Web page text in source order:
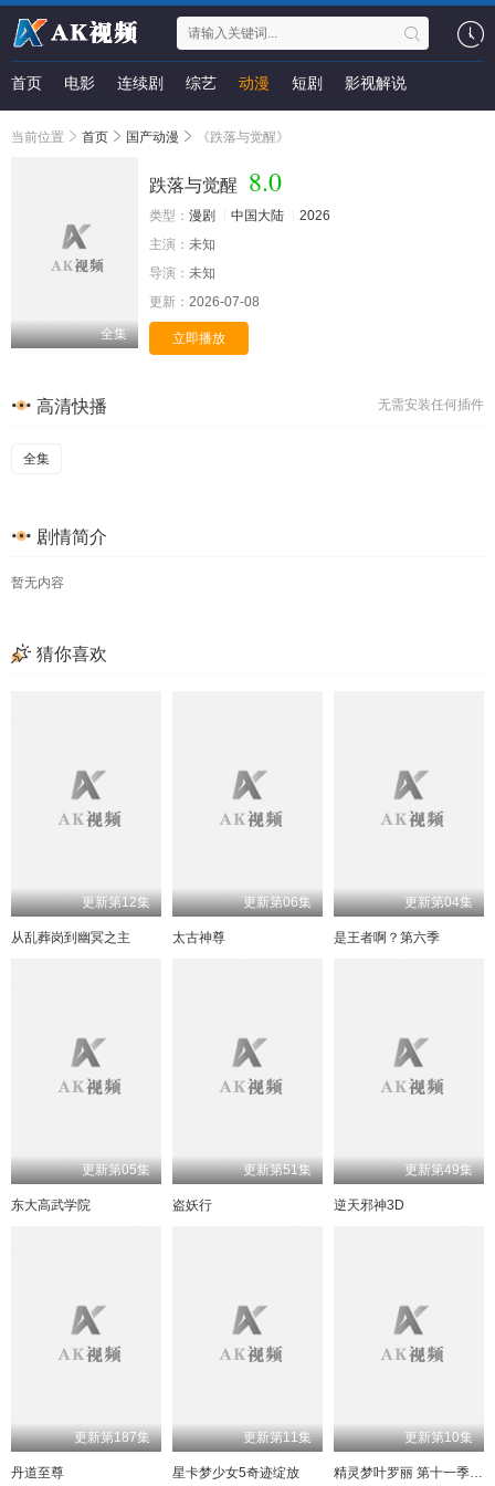
首页 电影 连续剧 综艺 动漫 短剧 影视解说
当前位置 首页 国产动漫 《跌落与觉醒》
全集
跌落与觉醒 8.0
类型： 漫剧 中国大陆
2026
主演： 未知
导演： 未知
更新： 2026-07-08
立即播放
无需安装任何插件
高清快播
全集
剧情简介
暂无内容
猜你喜欢
更新第12集
从乱葬岗到幽冥之主
更新第06集
太古神尊
更新第04集
是王者啊？第六季
更新第05集
东大高武学院
更新第51集
盗妖行
更新第49集
逆天邪神3D
更新第187集
丹道至尊
更新第11集
星卡梦少女5奇迹绽放
更新第10集
精灵梦叶罗丽 第十一季（下）